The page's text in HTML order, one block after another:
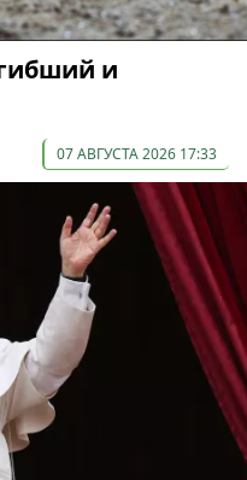
и
07 АВГУСТА 2026 17:33